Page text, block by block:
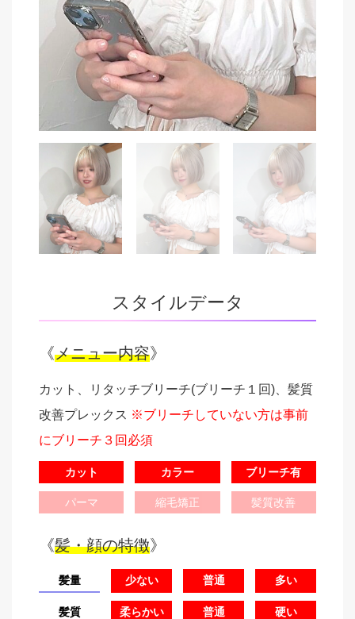
スタイルデータ
《メニュー内容》
カット、リタッチブリーチ(ブリーチ１回)、髪質
改善プレックス ※ブリーチしていない方は事前
にブリーチ３回必須
カット カラー ブリーチ有
パーマ 縮毛矯正 髪質改善
《髪・顔の特徴》
髪量 少ない 普通 多い
髪質 柔らかい 普通 硬い